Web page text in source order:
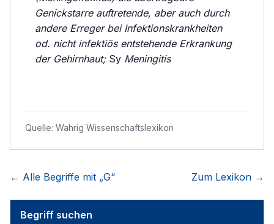
Genickstarre auftretende, aber auch durch
andere Erreger bei Infektionskrankheiten
od. nicht infektiös entstehende Erkrankung
der Gehirnhaut;Sy Meningitis
Quelle: Wahrig Wissenschaftslexikon
← Alle Begriffe mit „G“ Zum Lexikon →
Begriff suchen